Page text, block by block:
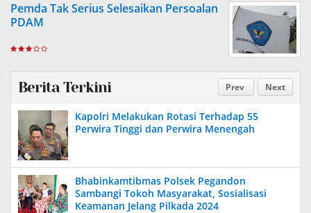
Pemda Tak Serius Selesaikan Persoalan
PDAM
Prev Next
Berita Terkini
Kapolri Melakukan Rotasi Terhadap 55
Perwira Tinggi dan Perwira Menengah
Bhabinkamtibmas Polsek Pegandon
Sambangi Tokoh Masyarakat, Sosialisasi
Keamanan Jelang Pilkada 2024